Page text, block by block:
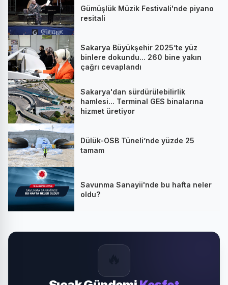
Gümüşlük Müzik Festivali'nde piyano
resitali
Sakarya Büyükşehir 2025’te yüz
binlere dokundu... 260 bine yakın
çağrı cevaplandı
Sakarya'dan sürdürülebilirlik
hamlesi... Terminal GES binalarına
hizmet üretiyor
Dülük-OSB Tüneli’nde yüzde 25
tamam
Savunma Sanayii'nde bu hafta neler
oldu?